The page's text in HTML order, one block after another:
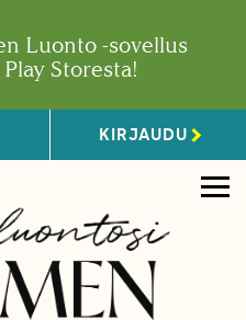
Luonto -sovellus
Storesta!
KIRJAUDU